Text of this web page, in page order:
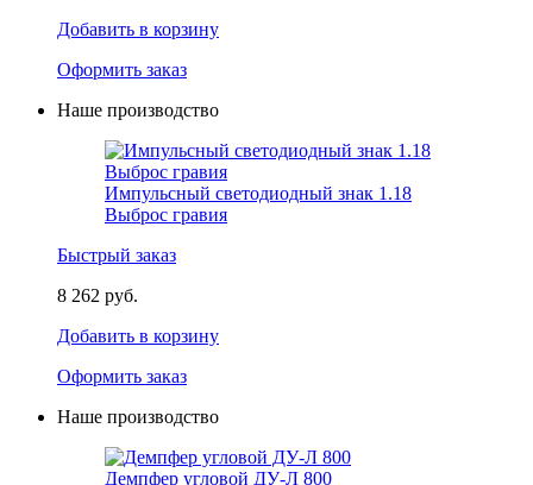
Добавить в корзину
Оформить заказ
Наше производство
Импульсный светодиодный знак 1.18
Выброс гравия
Быстрый заказ
8 262 руб.
Добавить в корзину
Оформить заказ
Наше производство
Демпфер угловой ДУ-Л 800